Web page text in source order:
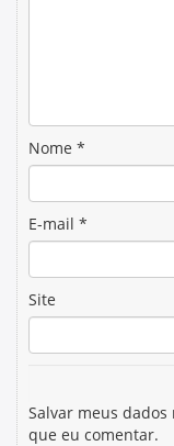
Nome *
E-mail *
Site
Salvar meus
que eu comentar.